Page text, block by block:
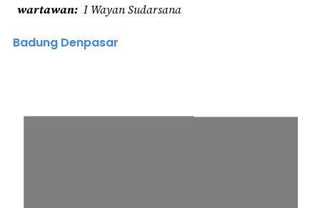
wartawan I Wayan Sudarsana
Badung Denpasar